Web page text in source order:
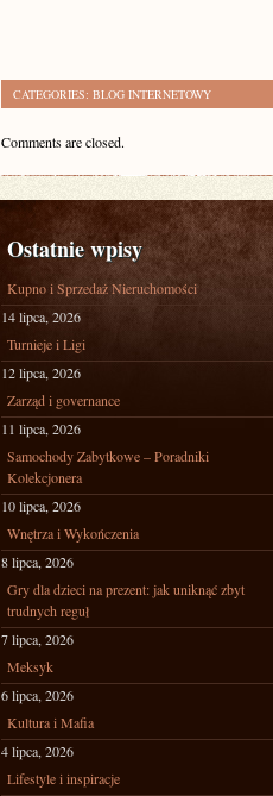
CATEGORIES: BLOG INTERNETOWY
Comments are closed.
Ostatnie wpisy
Kupno i Sprzedaż Nieruchomości
14 lipca, 2026
Turnieje i Ligi
12 lipca, 2026
Zarząd i governance
11 lipca, 2026
Samochody Zabytkowe – Poradniki
Kolekcjonera
10 lipca, 2026
Wnętrza i Wykończenia
8 lipca, 2026
Gry dla dzieci na prezent: jak uniknąć zbyt
trudnych reguł
7 lipca, 2026
Meksyk
6 lipca, 2026
Kultura i Mafia
4 lipca, 2026
Lifestyle i inspiracje